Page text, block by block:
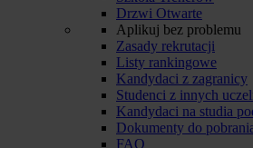
Drzwi Otwarte
Aplikuj bez problemu
Zasady rekrutacji
Listy rankingowe
Kandydaci z zagranicy
Studenci z innych
Kandydaci na studia
Dokumenty do
FAQ